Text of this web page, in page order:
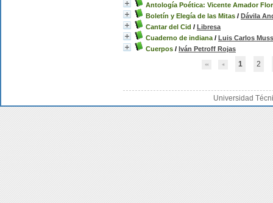
Antología Poética: Vicente Amador
Boletín y Elegía de las Mitas / Dávila
Cantar del Cid / Libresa
Cuaderno de indiana / Luis Carlos
Cuerpos / Iván Petroff Rojas
1 2
Universidad